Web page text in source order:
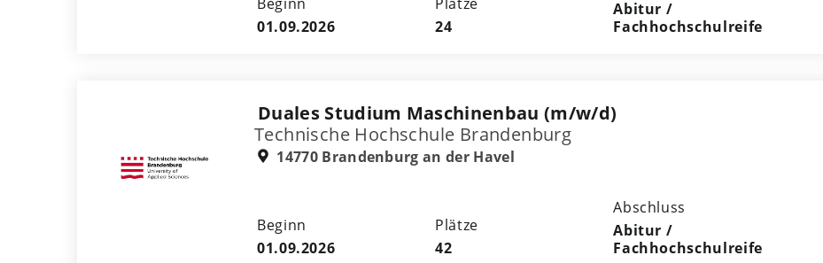
01.09.2026
24
Abitur /
Fachhochschulreife
Duales Studium Maschinenbau (m/w/d)
Technische Hochschule Brandenburg
14770 Brandenburg an der Havel
Beginn
01.09.2026
Plätze
42
Abschluss
Abitur /
Fachhochschulreife